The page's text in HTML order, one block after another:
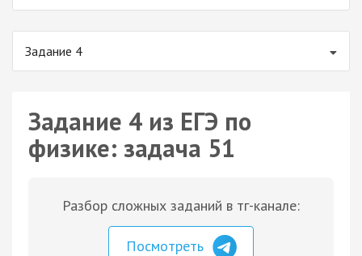
Задание 4
Задание 4 из ЕГЭ по
физике: задача 51
Разбор сложных заданий в тг-канале:
Посмотреть